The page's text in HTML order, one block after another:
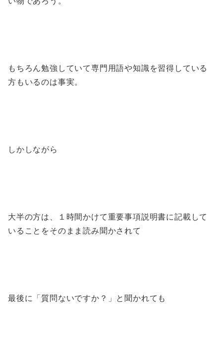
もちろん勉強していて専門用語や知識を習得している
方もいるのは事実。
しかしながら
大半の方は、１時間かけて重要事項説明書に記載して
いることをそのまま読み聞かされて
最後に「質問ないですか？」と聞かれても